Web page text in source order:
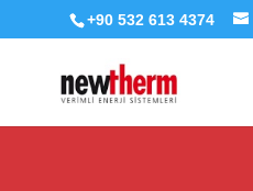
+90 532 613 4374